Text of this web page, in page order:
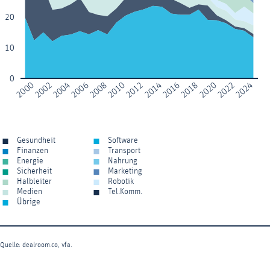
2000200220042006200820102012201420162018202020222024
0
10
20
Quelle: dealroom.co, vfa.
Gesundheit
Software
Finanzen
Transport
Energie
Nahrung
Sicherheit
Marketing
Halbleiter
Robotik
Medien
Tel.Komm.
Übrige